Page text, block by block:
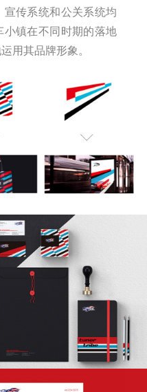
传系统和公关系统均
镇在不同时期的落地
用其品牌形象。